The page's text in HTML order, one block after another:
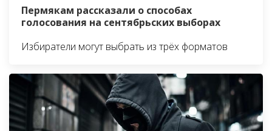
Пермякам рассказали о способах
голосования на сентябрьских выборах
Избиратели могут выбрать из трёх форматов